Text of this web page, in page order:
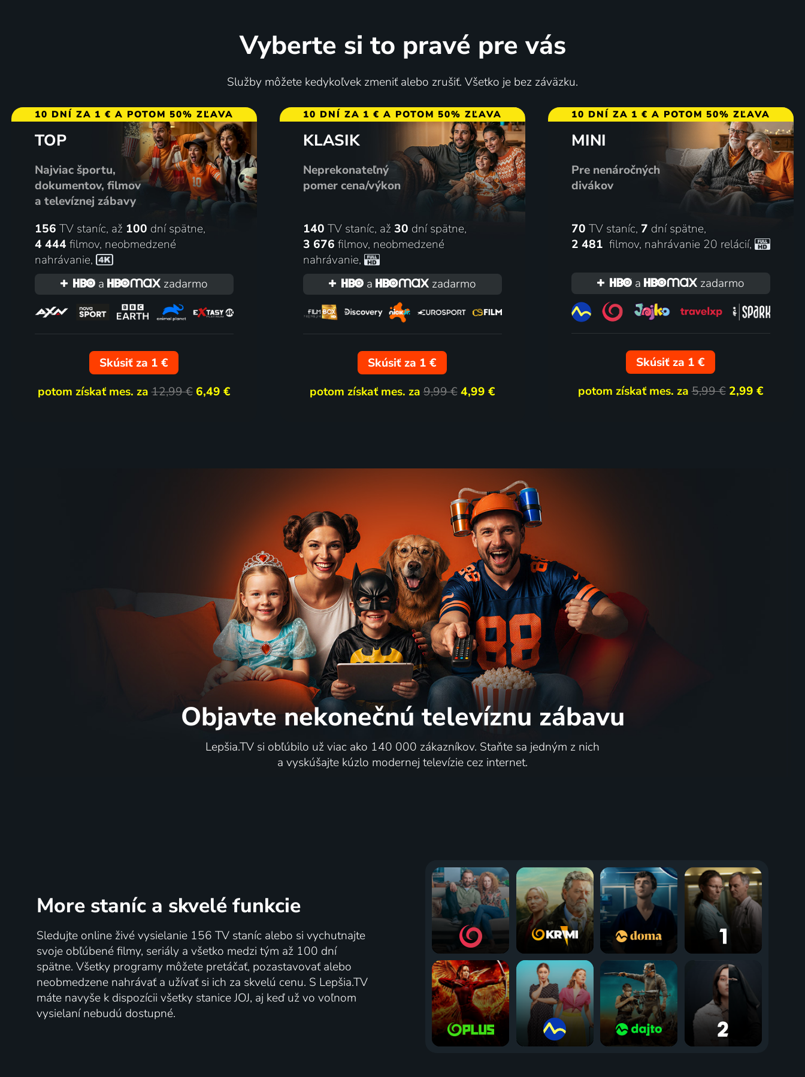
Vyberte si to pravé pre vás
Služby môžete kedykoľvek zmeniť alebo zrušiť. Všetko je bez záväzku.
10 DNÍ ZA 1 € A POTOM 50% ZĽAVA
TOP
Najviac športu,
dokumentov, filmov
a televíznej zábavy
156 TV staníc, až 100 dní spätne,
4 444 filmov, neobmedzené
nahrávanie,
a
zadarmo
Skúsiť za 1 €
potom získať mes. za12,99 € 6,49 €
10 DNÍ ZA 1 € A POTOM 50% ZĽAVA
KLASIK
Neprekonateľný
pomer cena/výkon
140 TV staníc, až 30 dní spätne,
3 676 filmov, neobmedzené
nahrávanie,
a
zadarmo
Skúsiť za 1 €
potom získať mes. za9,99 € 4,99 €
10 DNÍ ZA 1 € A POTOM 50% ZĽAVA
MINI
Pre nenáročných
divákov
70 TV staníc, 7 dní spätne,
2 481 filmov, nahrávanie 20 relácií,
a zadarmo
Skúsiť za 1 €
potom získať mes. za5,99 € 2,99 €
Objavte nekonečnú televíznu zábavu
Lepšia.TV si obľúbilo už viac ako 140 000 zákazníkov. Staňte sa jedným z nich
a vyskúšajte kúzlo modernej televízie cez internet.
More staníc a skvelé funkcie
Sledujte online živé vysielanie 156 TV staníc alebo si vychutnajte
svoje obľúbené filmy, seriály a všetko medzi tým až 100 dní
spätne. Všetky programy môžete pretáčať, pozastavovať alebo
neobmedzene nahrávať a užívať si ich za skvelú cenu. S Lepšia.TV
máte navyše k dispozícii všetky stanice JOJ, aj keď už vo voľnom
vysielaní nebudú dostupné.